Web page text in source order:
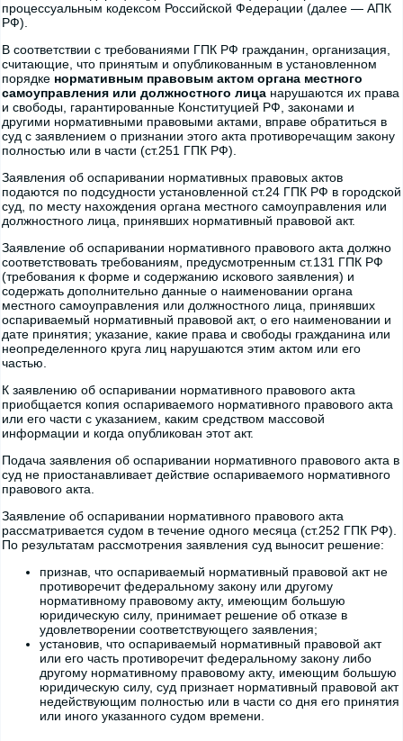
процессуальным кодексом Российской Федерации (далее — АПК
РФ).
В соответствии с требованиями ГПК РФ гражданин, организация,
считающие, что принятым и опубликованным в установленном
порядке нормативным правовым актом органа местного
самоуправления или должностного лица нарушаются их права
и свободы, гарантированные Конституцией РФ, законами и
другими нормативными правовыми актами, вправе обратиться в
суд с заявлением о признании этого акта противоречащим закону
полностью или в части (ст.251 ГПК РФ).
Заявления об оспаривании нормативных правовых актов
подаются по подсудности установленной ст.24 ГПК РФ в городской
суд, по месту нахождения органа местного самоуправления или
должностного лица, принявших нормативный правовой акт.
Заявление об оспаривании нормативного правового акта должно
соответствовать требованиям, предусмотренным ст.131 ГПК РФ
(требования к форме и содержанию искового заявления) и
содержать дополнительно данные о наименовании органа
местного самоуправления или должностного лица, принявших
оспариваемый нормативный правовой акт, о его наименовании и
дате принятия; указание, какие права и свободы гражданина или
неопределенного круга лиц нарушаются этим актом или его
частью.
К заявлению об оспаривании нормативного правового акта
приобщается копия оспариваемого нормативного правового акта
или его части с указанием, каким средством массовой
информации и когда опубликован этот акт.
Подача заявления об оспаривании нормативного правового акта в
суд не приостанавливает действие оспариваемого нормативного
правового акта.
Заявление об оспаривании нормативного правового акта
рассматривается судом в течение одного месяца (ст.252 ГПК РФ).
По результатам рассмотрения заявления суд выносит решение:
признав, что оспариваемый нормативный правовой акт не
противоречит федеральному закону или другому
нормативному правовому акту, имеющим большую
юридическую силу, принимает решение об отказе в
удовлетворении соответствующего заявления;
установив, что оспариваемый нормативный правовой акт
или его часть противоречит федеральному закону либо
другому нормативному правовому акту, имеющим большую
юридическую силу, суд признает нормативный правовой акт
недействующим полностью или в части со дня его принятия
или иного указанного судом времени.